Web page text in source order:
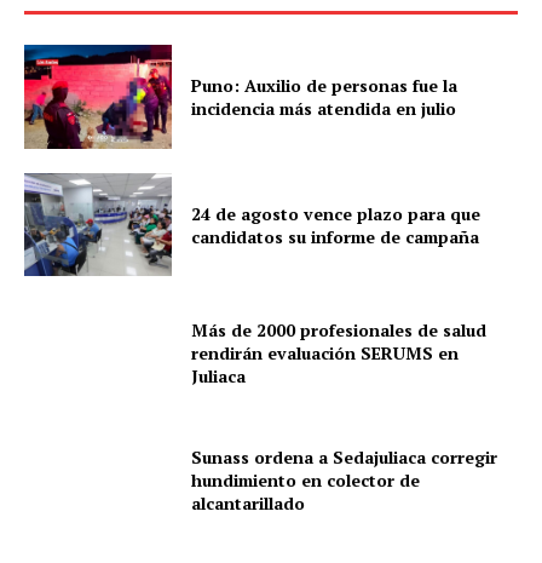
Puno: Auxilio de personas fue la
incidencia más atendida en julio
24 de agosto vence plazo para que
candidatos su informe de campaña
Más de 2000 profesionales de salud
rendirán evaluación SERUMS en
Juliaca
Sunass ordena a Sedajuliaca corregir
hundimiento en colector de
alcantarillado